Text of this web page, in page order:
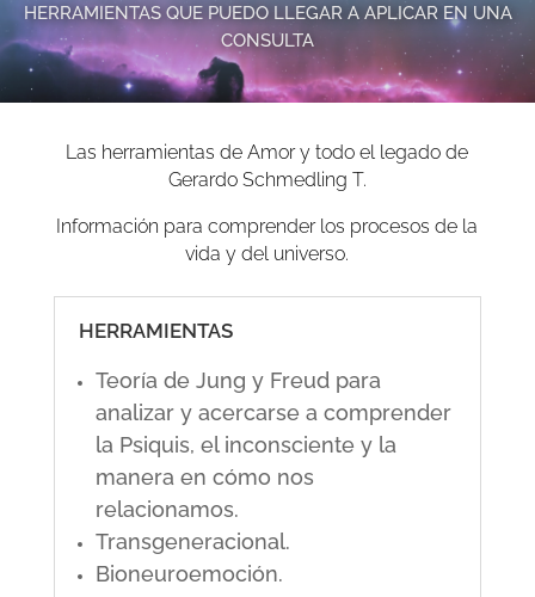
HERRAMIENTAS QUE PUEDO LLEGAR A APLICAR EN UNA
CONSULTA
Las herramientas de Amor y todo el legado de
Gerardo Schmedling T.
Información para comprender los procesos de la
vida y del universo.
HERRAMIENTAS
Teoría de Jung y Freud para
analizar y acercarse a comprender
la Psiquis, el inconsciente y la
manera en cómo nos
relacionamos.
Transgeneracional.
Bioneuroemoción.